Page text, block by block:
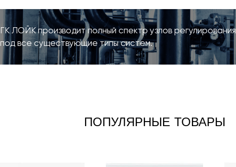
ГК ЛОЙК производит полный спектр узлов регулирования
под все существующие типы систем.
ПОПУЛЯРНЫЕ ТОВАРЫ